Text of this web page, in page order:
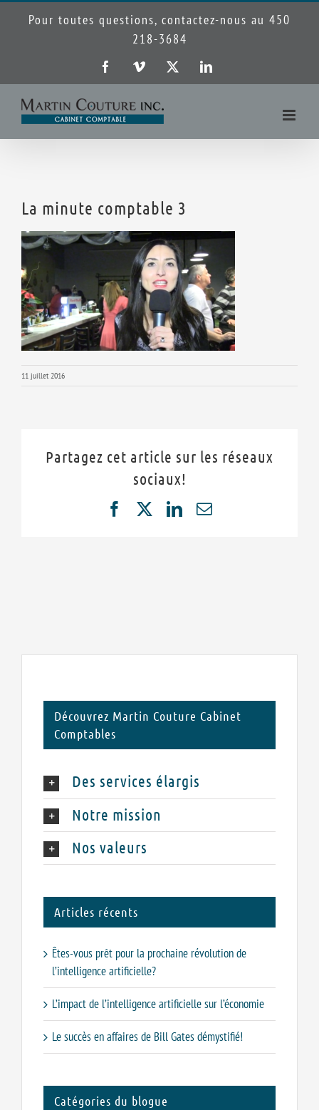
Pour toutes questions, contactez-nous au 450
218-3684
FacebookVimeo LinkedIn
La minute comptable 3
11 juillet 2016
Partagez cet article sur les réseaux
sociaux!
FacebookLinkedIn
Email
Découvrez Martin Couture Cabinet
Comptables
Des services élargis
Notre mission
Nos valeurs
Articles récents
Êtes-vous prêt pour la prochaine révolution de
l’intelligence artificielle?
L’impact de l’intelligence artificielle sur l’économie
Le succès en affaires de Bill Gates démystifié!
Catégories du blogue